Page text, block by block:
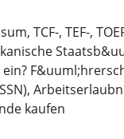
TCF-, TEF-,
kaufen